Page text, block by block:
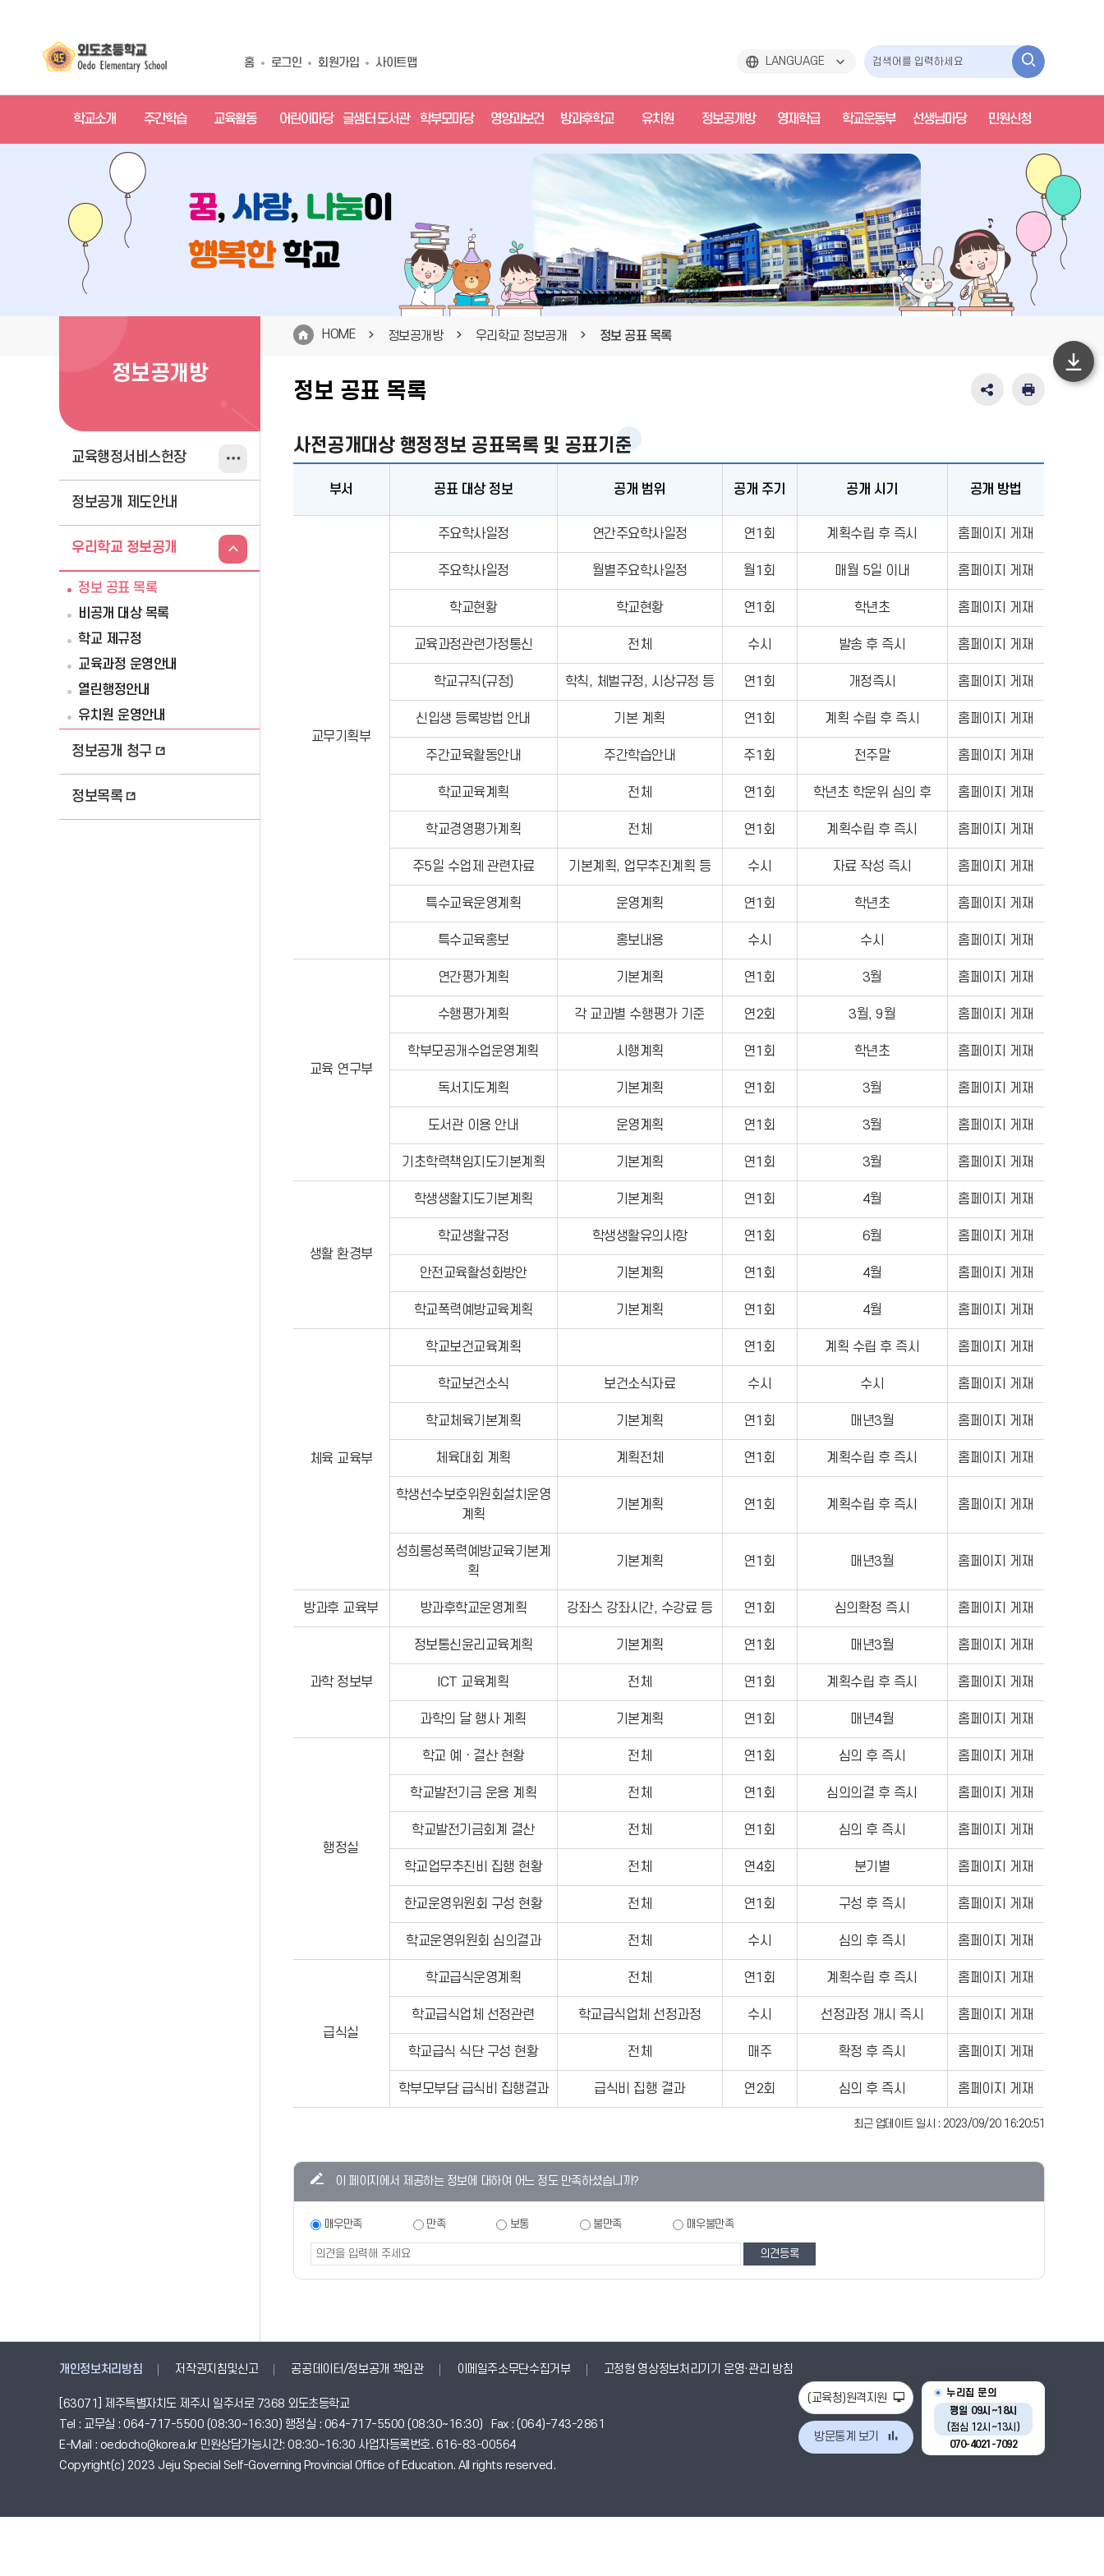
홈 로그인 회원가입 사이트맵 LANGUAGE
검
색
기
학교소개 주간학습 교육활동 어린이마당 글샘터 도서관 학부모마당 영양과보건 방과후학교 유치원 정보공개방 영재학급 학교운동부 선생님마당 민원신청
정보공개방
교육행정서비스헌장
정보공개 제도안내
우리학교 정보공개
정보 공표 목록
비공개 대상 목록
학교 제규정
교육과정 운영안내
열린행정안내
유치원 운영안내
정보공개 청구
정보목록
HOME 정보공개방 우리학교 정보공개 정보 공표 목록
정보 공표 목록
SNS
역
펼
기
인
사전공개대상 행정정보 공표목록 및 공표기준
부서 공표 대상 정보 공개 범위 공개 주기 공개 시기 공개 방법
교무기획부
주요학사일정 연간주요학사일정 연1회 계획수립 후 즉시 홈페이지 게재
주요학사일정 월별주요학사일정 월1회 매월 5일 이내 홈페이지 게재
학교현황 학교현황 연1회 학년초 홈페이지 게재
교육과정관련가정통신 전체 수시 발송 후 즉시 홈페이지 게재
학교규직(규정) 학칙, 체벌규정, 시상규정 등 연1회 개정즉시 홈페이지 게재
신입생 등록방법 안내 기본 계획 연1회 계획 수립 후 즉시 홈페이지 게재
주간교육활동안내 주간학습안내 주1회 전주말 홈페이지 게재
학교교육계획 전체 연1회 학년초 학운위 심의 후 홈페이지 게재
학교경영평가계획 전체 연1회 계획수립 후 즉시 홈페이지 게재
주5일 수업제 관련자료 기본계획, 업무추진계획 등 수시 자료 작성 즉시 홈페이지 게재
특수교육운영계획 운영계획 연1회 학년초 홈페이지 게재
특수교육홍보 홍보내용 수시 수시 홈페이지 게재
교육 연구부
연간평가계획 기본계획 연1회 3월 홈페이지 게재
수행평가계획 각 교과별 수행평가 기준 연2회 3월, 9월 홈페이지 게재
학부모공개수업운영계획 시행계획 연1회 학년초 홈페이지 게재
독서지도계획 기본계획 연1회 3월 홈페이지 게재
도서관 이용 안내 운영계획 연1회 3월 홈페이지 게재
기초학력책임지도기본계획 기본계획 연1회 3월 홈페이지 게재
생활 환경부
학생생활지도기본계획 기본계획 연1회 4월 홈페이지 게재
학교생활규정 학생생활유의사항 연1회 6월 홈페이지 게재
안전교육활성화방안 기본계획 연1회 4월 홈페이지 게재
학교폭력예방교육계획 기본계획 연1회 4월 홈페이지 게재
체육 교육부
학교보건교육계획 연1회 계획 수립 후 즉시 홈페이지 게재
학교보건소식 보건소식자료 수시 수시 홈페이지 게재
학교체육기본계획 기본계획 연1회 매년3월 홈페이지 게재
체육대회 계획 계획전체 연1회 계획수립 후 즉시 홈페이지 게재
학생선수보호위원회설치운영
계획
기본계획 연1회 계획수립 후 즉시 홈페이지 게재
성희롱성폭력예방교육기본계
획
기본계획 연1회 매년3월 홈페이지 게재
방과후 교육부 방과후학교운영계획 강좌스 강좌시간, 수강료 등 연1회 심의확정 즉시 홈페이지 게재
과학 정보부
정보통신윤리교육계획 기본계획 연1회 매년3월 홈페이지 게재
ICT 교육계획 전체 연1회 계획수립 후 즉시 홈페이지 게재
과학의 달 행사 계획 기본계획 연1회 매년4월 홈페이지 게재
행정실
학교 예ㆍ결산 현황 전체 연1회 심의 후 즉시 홈페이지 게재
학교발전기금 운용 계획 전체 연1회 심의의결 후 즉시 홈페이지 게재
학교발전기금회계 결산 전체 연1회 심의 후 즉시 홈페이지 게재
학교업무추진비 집행 현황 전체 연4회 분기별 홈페이지 게재
한교운영위원회 구성 현황 전체 연1회 구성 후 즉시 홈페이지 게재
학교운영위원회 심의결과 전체 수시 심의 후 즉시 홈페이지 게재
급식실
학교급식운영계획 전체 연1회 계획수립 후 즉시 홈페이지 게재
학교급식업체 선정관련 학교급식업체 선정과정 수시 선정과정 개시 즉시 홈페이지 게재
학교급식 식단 구성 현황 전체 매주 확정 후 즉시 홈페이지 게재
학부모부담 급식비 집행결과 급식비 집행 결과 연2회 심의 후 즉시 홈페이지 게재
최근 업데이트 일시 : 2023/09/20 16:20:51
콘텐츠
조사
이 페이지에서 제공하는 정보에 대하여 어느 정도 만족하셨습니까?
만족도
폼
매우만족 만족 보통 불만족 매우불만족
하
개인정보처리방침 저작권지침및신고 공공데이터/정보공개 책임관 이메일주소무단수집거부 고정형 영상정보처리기기 운영·관리 방침
(교육청)원격지원
방문통계 보기
누리집 문의
평일 09시~18시
(점심 12시~13시)
070-4021-7092
[63071] 제주특별자치도 제주시 일주서로 7368 외도초등학교
Tel : 교무실 : 064-717-5500 (08:30~16:30) 행정실 : 064-717-5500 (08:30~16:30) Fax : (064)-743-2861
E-Mail : oedocho@korea.kr 민원상담가능시간: 08:30~16:30 사업자등록번호. 616-83-00564
Copyright(c) 2023 Jeju Special Self-Governing Provincial Office of Education. All rights reserved.